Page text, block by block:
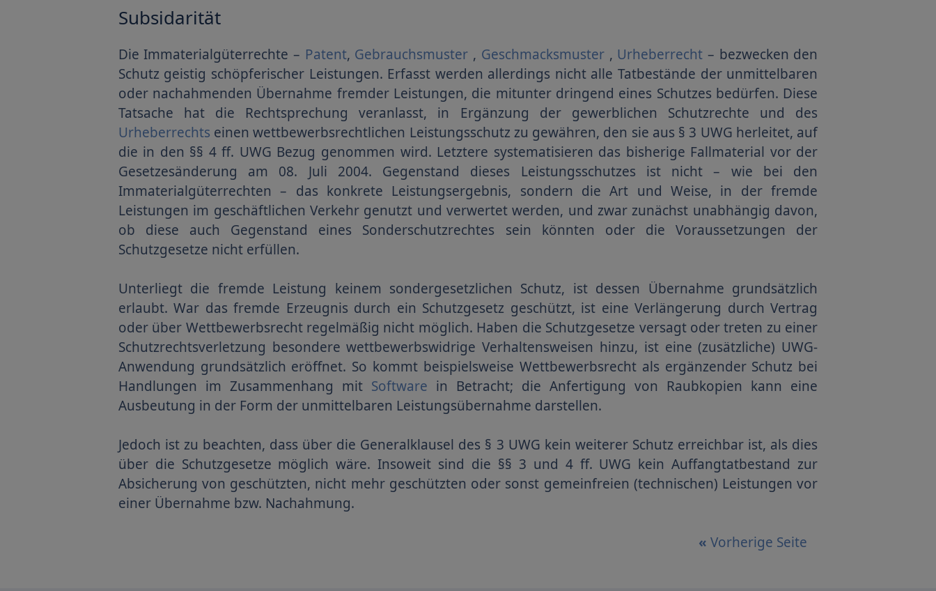
Subsidarität
Die Immaterialgüterrechte – Patent, Gebrauchsmuster , Geschmacksmuster, Urheberrecht – bezwecken den
Schutz geistig schöpferischer Leistungen. Erfasst werden allerdings nicht alle Tatbestände der unmittelbaren
oder nachahmenden Übernahme fremder Leistungen, die mitunter dringend eines Schutzes bedürfen. Diese
Tatsache hat die Rechtsprechung veranlasst, in Ergänzung der gewerblichen Schutzrechte und des
Urheberrechts einen wettbewerbsrechtlichen Leistungsschutz zu gewähren, den sie aus § 3 UWG herleitet, auf
die in den §§ 4 ff. UWG Bezug genommen wird. Letztere systematisieren das bisherige Fallmaterial vor der
Gesetzesänderung am 08. Juli 2004. Gegenstand dieses Leistungsschutzes ist nicht – wie bei den
Immaterialgüterrechten – das konkrete Leistungsergebnis, sondern die Art und Weise, in der fremde
Leistungen im geschäftlichen Verkehr genutzt und verwertet werden, und zwar zunächst unabhängig davon,
ob diese auch Gegenstand eines Sonderschutzrechtes sein könnten oder die Voraussetzungen der
Schutzgesetze nicht erfüllen.
Unterliegt die fremde Leistung keinem sondergesetzlichen Schutz, ist dessen Übernahme grundsätzlich
erlaubt. War das fremde Erzeugnis durch ein Schutzgesetz geschützt, ist eine Verlängerung durch Vertrag
oder über Wettbewerbsrecht regelmäßig nicht möglich. Haben die Schutzgesetze versagt oder treten zu einer
Schutzrechtsverletzung besondere wettbewerbswidrige Verhaltensweisen hinzu, ist eine (zusätzliche) UWG-
Anwendung grundsätzlich eröffnet. So kommt beispielsweise Wettbewerbsrecht als ergänzender Schutz bei
Handlungen im Zusammenhang mit Software in Betracht; die Anfertigung von Raubkopien kann eine
Ausbeutung in der Form der unmittelbaren Leistungsübernahme darstellen.
Jedoch ist zu beachten, dass über die Generalklausel des § 3 UWG kein weiterer Schutz erreichbar ist, als dies
über die Schutzgesetze möglich wäre. Insoweit sind die §§ 3 und 4 ff. UWG kein Auffangtatbestand zur
Absicherung von geschützten, nicht mehr geschützten oder sonst gemeinfreien (technischen) Leistungen vor
einer Übernahme bzw. Nachahmung.
« Vorherige Seite